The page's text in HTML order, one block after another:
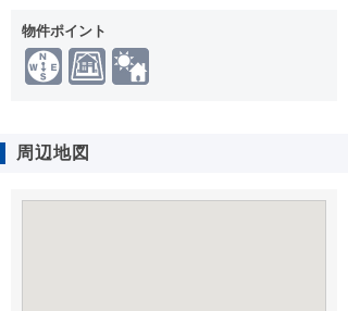
物件ポイント
周辺地図